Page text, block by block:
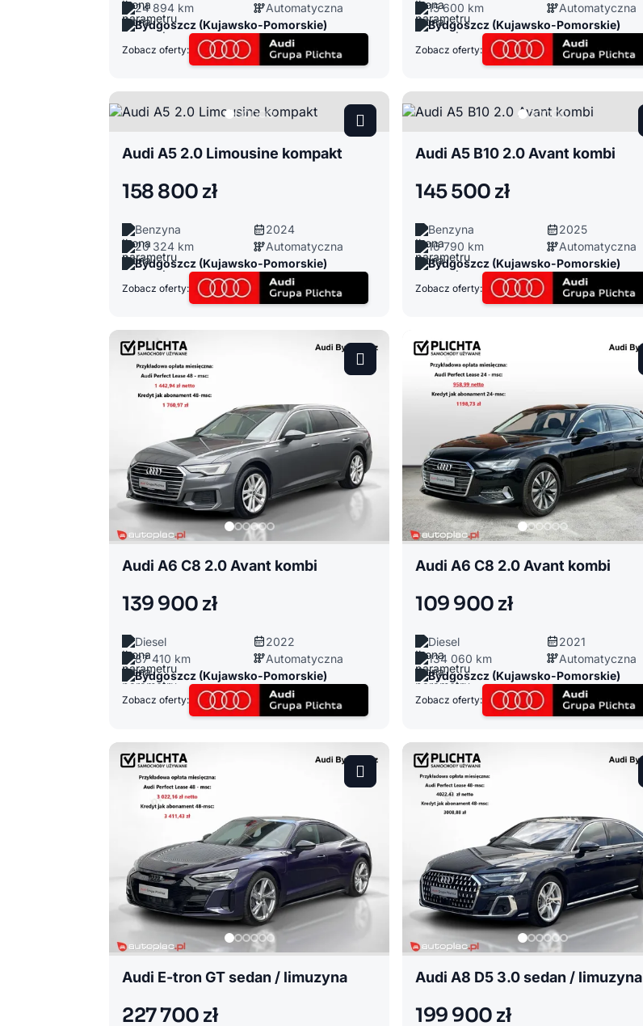
24 894 km
Automatyczna
Bydgoszcz (Kujawsko-Pomorskie)
Zobacz oferty:
15 600 km
Automatyczna
Bydgoszcz (Kujawsko-Pomorskie)
Zobacz oferty:
Audi A5 2.0 Limousine kompakt
158 800 zł
Benzyna
2024
20 324 km
Automatyczna
Bydgoszcz (Kujawsko-Pomorskie)
Zobacz oferty:
Audi A5 B10 2.0 Avant kombi
145 500 zł
Benzyna
2025
16 790 km
Automatyczna
Bydgoszcz (Kujawsko-Pomorskie)
Zobacz oferty:
Audi A6 C8 2.0 Avant kombi
139 900 zł
Diesel
2022
87 410 km
Automatyczna
Bydgoszcz (Kujawsko-Pomorskie)
Zobacz oferty:
Audi A6 C8 2.0 Avant kombi
109 900 zł
Diesel
2021
134 060 km
Automatyczna
Bydgoszcz (Kujawsko-Pomorskie)
Zobacz oferty:
Audi E-tron GT sedan / limuzyna
227 700 zł
Audi A8 D5 3.0 sedan / limuzyna
199 900 zł